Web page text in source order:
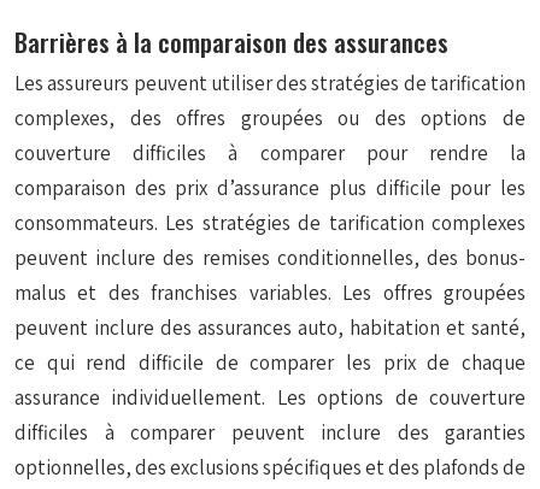
Barrières à la comparaison des assurances
Les assureurs peuvent utiliser des stratégies de tarification
complexes, des offres groupées ou des options de
couverture difficiles à comparer pour rendre la
comparaison des prix d’assurance plus difficile pour les
consommateurs. Les stratégies de tarification complexes
peuvent inclure des remises conditionnelles, des bonus-
malus et des franchises variables. Les offres groupées
peuvent inclure des assurances auto, habitation et santé,
ce qui rend difficile de comparer les prix de chaque
assurance individuellement. Les options de couverture
difficiles à comparer peuvent inclure des garanties
optionnelles, des exclusions spécifiques et des plafonds de